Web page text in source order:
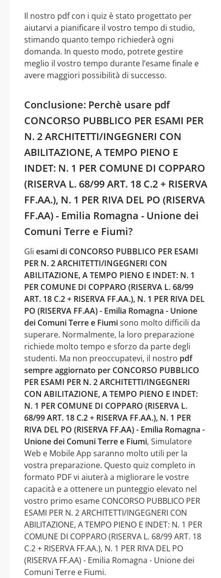
Il nostro pdf con i quiz è stato progettato per
aiutarvi a pianificare il vostro tempo di studio,
stimando quanto tempo richiederà ogni
domanda. In questo modo, potrete gestire
meglio il vostro tempo durante l’esame finale e
avere maggiori possibilità di successo.
Conclusione: Perchè usare pdf
CONCORSO PUBBLICO PER ESAMI PER
N. 2 ARCHITETTI/INGEGNERI CON
ABILITAZIONE, A TEMPO PIENO E
INDET: N. 1 PER COMUNE DI COPPARO
(RISERVA L. 68/99 ART. 18 C.2 + RISERVA
FF.AA.), N. 1 PER RIVA DEL PO (RISERVA
FF.AA) - Emilia Romagna - Unione dei
Comuni Terre e Fiumi?
Gli esami di CONCORSO PUBBLICO PER ESAMI
PER N. 2 ARCHITETTI/INGEGNERI CON
ABILITAZIONE, A TEMPO PIENO E INDET: N. 1
PER COMUNE DI COPPARO (RISERVA L. 68/99
ART. 18 C.2 + RISERVA FF.AA.), N. 1 PER RIVA DEL
PO (RISERVA FF.AA) - Emilia Romagna - Unione
dei Comuni Terre e Fiumisono molto difficili da
superare. Normalmente, la loro preparazione
richiede molto tempo e sforzo da parte degli
studenti. Ma non preoccupatevi, il nostro pdf
sempre aggiornato per CONCORSO PUBBLICO
PER ESAMI PER N. 2 ARCHITETTI/INGEGNERI
CON ABILITAZIONE, A TEMPO PIENO E INDET:
N. 1 PER COMUNE DI COPPARO (RISERVA L.
68/99 ART. 18 C.2 + RISERVA FF.AA.), N. 1 PER
RIVA DEL PO (RISERVA FF.AA) - Emilia Romagna -
Unione dei Comuni Terre e Fiumi, Simulatore
Web e Mobile App saranno molto utili per la
vostra preparazione. Questo quiz completo in
formato PDF vi aiuterà a migliorare le vostre
capacità e a ottenere un punteggio elevato nel
vostro primo esame CONCORSO PUBBLICO PER
ESAMI PER N. 2 ARCHITETTI/INGEGNERI CON
ABILITAZIONE, A TEMPO PIENO E INDET: N. 1 PER
COMUNE DI COPPARO (RISERVA L. 68/99 ART. 18
C.2 + RISERVA FF.AA.), N. 1 PER RIVA DEL PO
(RISERVA FF.AA) - Emilia Romagna - Unione dei
Comuni Terre e Fiumi.